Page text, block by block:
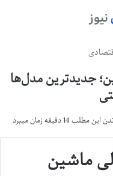
جدیدترین مدل‌ها
مطلب 14 دقیقه زمان میبرد
ماشین